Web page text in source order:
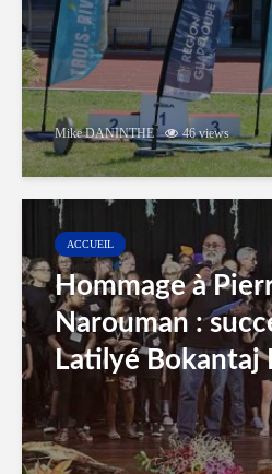
Mike DANINTHE 46 views
ACCUEIL
Hommage à
Narouman :
Latilyé Bokantaj